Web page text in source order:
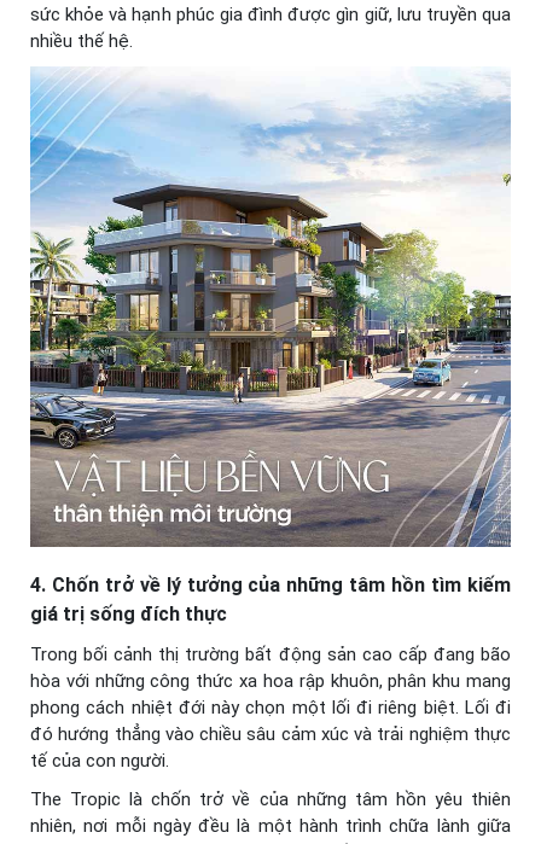
sức khỏe và hạnh phúc gia đình được gìn giữ, lưu truyền qua
nhiều thế hệ.
4. Chốn trở về lý tưởng của những tâm hồn tìm kiếm
giá trị sống đích thực
Trong bối cảnh thị trường bất động sản cao cấp đang bão
hòa với những công thức xa hoa rập khuôn, phân khu mang
phong cách nhiệt đới này chọn một lối đi riêng biệt. Lối đi
đó hướng thẳng vào chiều sâu cảm xúc và trải nghiệm thực
tế của con người.
The Tropic là chốn trở về của những tâm hồn yêu thiên
nhiên, nơi mỗi ngày đều là một hành trình chữa lành giữa